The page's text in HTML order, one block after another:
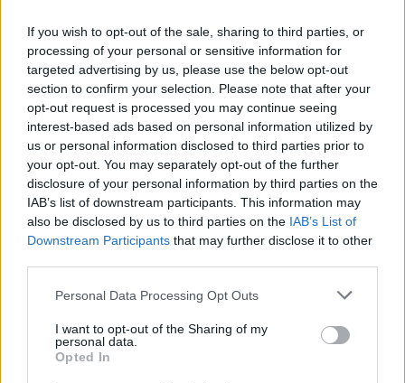
If you wish to opt-out of the sale, sharing to third parties, or
processing of your personal or sensitive information for
targeted advertising by us, please use the below opt-out
section to confirm your selection. Please note that after your
opt-out request is processed you may continue seeing
interest-based ads based on personal information utilized by
us or personal information disclosed to third parties prior to
your opt-out. You may separately opt-out of the further
disclosure of your personal information by third parties on the
IAB’s list of downstream participants. This information may
also be disclosed by us to third parties on the IAB’s List of
Downstream Participants that may further disclose it to other
Personal Data Processing Opt Outs
I want to opt-out of the Sharing of my
personal data.
Opted In
em áreas protegidas
Quatro entidades com ligação ao Alentejo vão receber um total
de 738,8 mil euros...
6 Agosto, 2026 - 09:49